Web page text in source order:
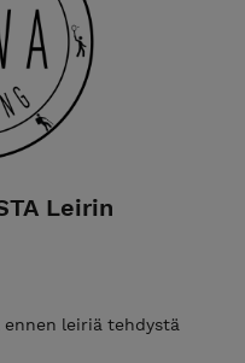
Leirin
leiriä tehdystä